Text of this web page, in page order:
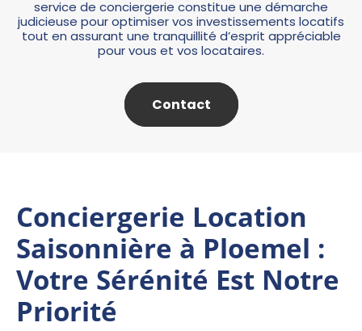
service de conciergerie constitue une démarche
judicieuse pour optimiser vos investissements locatifs
tout en assurant une tranquillité d’esprit appréciable
pour vous et vos locataires.
Contact
Conciergerie Location
Saisonnière à Ploemel :
Votre Sérénité Est Notre
Priorité